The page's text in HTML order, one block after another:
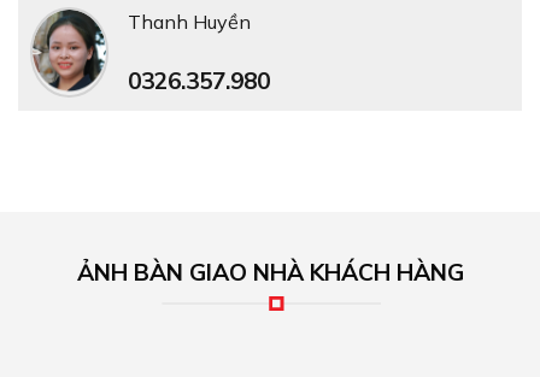
Thanh Huyền
0326.357.980
ẢNH BÀN GIAO NHÀ KHÁCH HÀNG